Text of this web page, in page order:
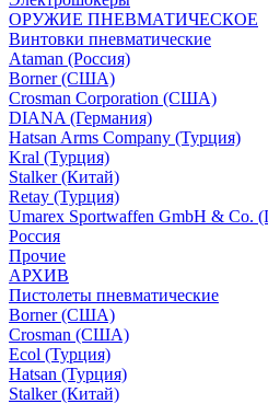
ОРУЖИЕ ПНЕВМАТИЧЕСКОЕ
Винтовки пневматические
Ataman (Россия)
Borner (США)
Crosman Corporation (США)
DIANA (Германия)
Hatsan Arms Company (Турция)
Kral (Турция)
Stalker (Китай)
Retay (Турция)
Umarex Sportwaffen GmbH & Co.
Россия
Прочие
АРХИВ
Пистолеты пневматические
Borner (США)
Crosman (США)
Ecol (Турция)
Hatsan (Турция)
Stalker (Китай)